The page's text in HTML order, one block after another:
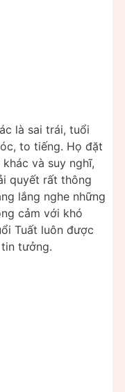
là sai trái, tuổi
to tiếng. Họ đặt
và suy nghĩ,
quyết rất thông
lắng nghe những
cảm với khó
Tuất luôn được
tưởng.